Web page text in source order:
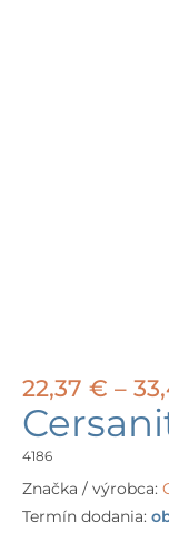
22,37 € –
4186
Značka / výrobca:
Termín dodania: